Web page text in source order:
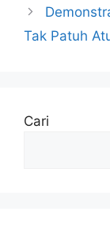
Tak Patuh
Cari